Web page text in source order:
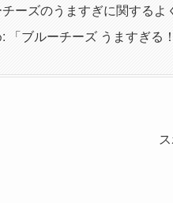
ーズのうますぎに関するよ
: 「ブルーチーズ うますぎる